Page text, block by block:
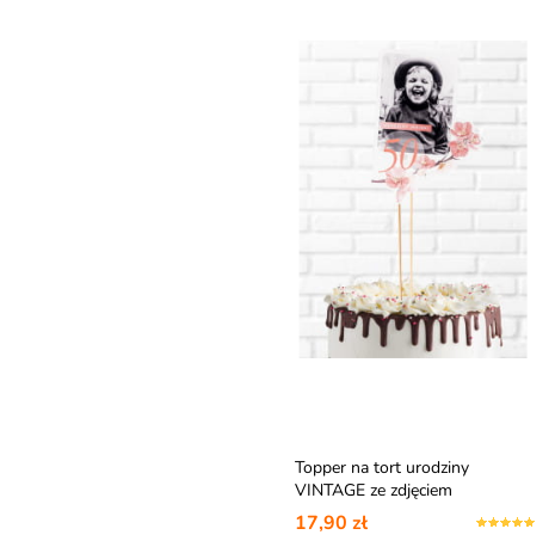
Topper na tort urodziny
VINTAGE ze zdjęciem
17,90 zł